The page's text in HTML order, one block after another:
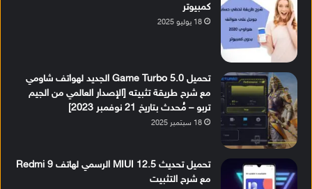
كمبيوتر
18 يوليو 2025
تحميل Game Turbo 5.0 الجديد لهواتف شاومي
مع شرح طريقة تثبيته [الإصدار العالمي من الجيم
تربو – مُحدث بتاريخ 21 نوفمبر 2023]
18 سبتمبر 2025
تحميل تحديث MIUI 12.5 الرسمي لهاتف Redmi 9
مع شرح التثبيت